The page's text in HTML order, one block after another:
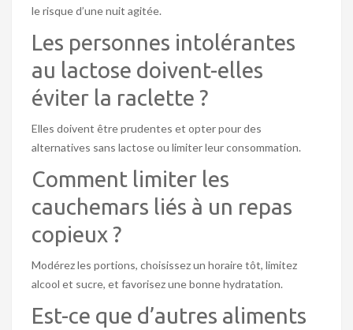
le risque d’une nuit agitée.
Les personnes intolérantes
au lactose doivent-elles
éviter la raclette ?
Elles doivent être prudentes et opter pour des
alternatives sans lactose ou limiter leur consommation.
Comment limiter les
cauchemars liés à un repas
copieux ?
Modérez les portions, choisissez un horaire tôt, limitez
alcool et sucre, et favorisez une bonne hydratation.
Est-ce que d’autres aliments